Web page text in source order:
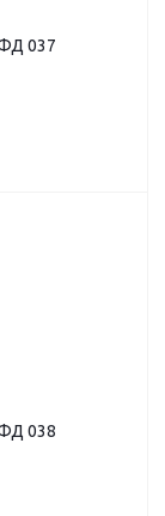
037
038